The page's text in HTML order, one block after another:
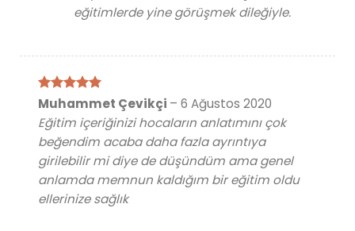
eğitimlerde yine görüşmek dileğiyle.
5 üzerinden
Muhammet Çevikçi – 6 Ağustos 2020
Eğitim içeriğinizi hocaların anlatımını çok
beğendim acaba daha fazla ayrıntıya
girilebilir mi diye de düşündüm ama genel
anlamda memnun kaldığım bir eğitim oldu
ellerinize sağlık